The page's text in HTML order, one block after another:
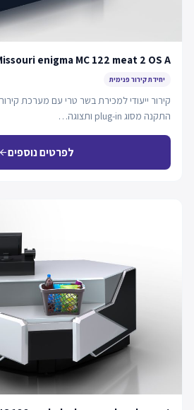
enigma MC 122 meat 2 OS A
יחידת קירור פנימית
קירור ייעודי למכירת בשר טרי עם מערכת
התקנה מסוג plug-in ותצוגה…
לפרטים נוספיםarrow_back